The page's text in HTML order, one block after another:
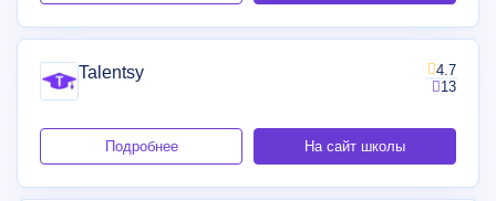
Talentsy
4.7
13
Подробнее На сайт школы